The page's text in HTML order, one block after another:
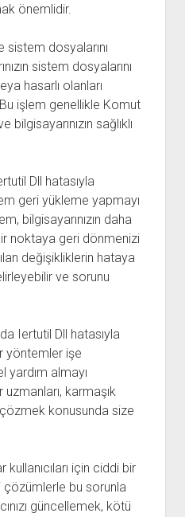
önemlidir.
dosyalarını
sistem dosyalarını
hasarlı olanları
işlem genellikle Komut
bilgisayarınızın sağlıklı
Dll hatasıyla
geri yükleme yapmayı
bilgisayarınızın daha
noktaya geri dönmenizi
değişikliklerin hataya
ve sorunu
Iertutil Dll hatasıyla
yöntemler işe
yardım almayı
karmaşık
konusunda size
için ciddi bir
çözümlerle bu sorunla
güncellemek, kötü